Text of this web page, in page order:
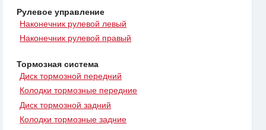
Рулевое управление
Наконечник рулевой левый
Наконечник рулевой правый
Тормозная система
Диск тормозной передний
Колодки тормозные передние
Диск тормозной задний
Колодки тормозные задние